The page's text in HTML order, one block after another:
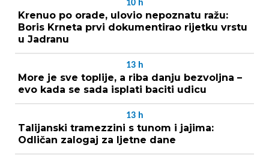
10 h
Krenuo po orade, ulovio nepoznatu ražu:
Boris Krneta prvi dokumentirao rijetku vrstu
u Jadranu
13 h
More je sve toplije, a riba danju bezvoljna –
evo kada se sada isplati baciti udicu
13 h
Talijanski tramezzini s tunom i jajima:
Odličan zalogaj za ljetne dane